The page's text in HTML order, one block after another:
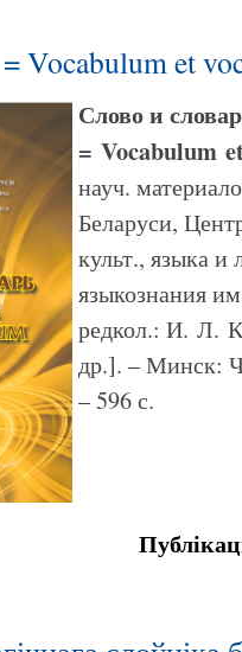
Vocabulum et
Слово и
= Vocabulum
науч.
Беларуси,
культ., языка
языкознания
редкол.: И. Л.
др.]. – Минск:
– 596 с.